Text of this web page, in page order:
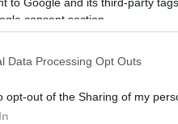
consent section.
Data Processing Opt Outs
opt-out of the Sharing of my